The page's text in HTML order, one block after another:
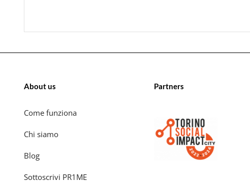
About us
Come funziona
Chi siamo
Blog
Sottoscrivi PR1ME
Partners